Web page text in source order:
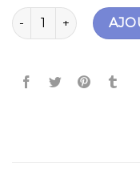
quantité de petit sac